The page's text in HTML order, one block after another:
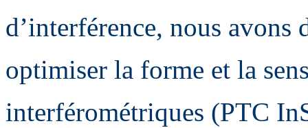
d’interférence, nous avons
optimiser la forme et la
interférométriques (PTC